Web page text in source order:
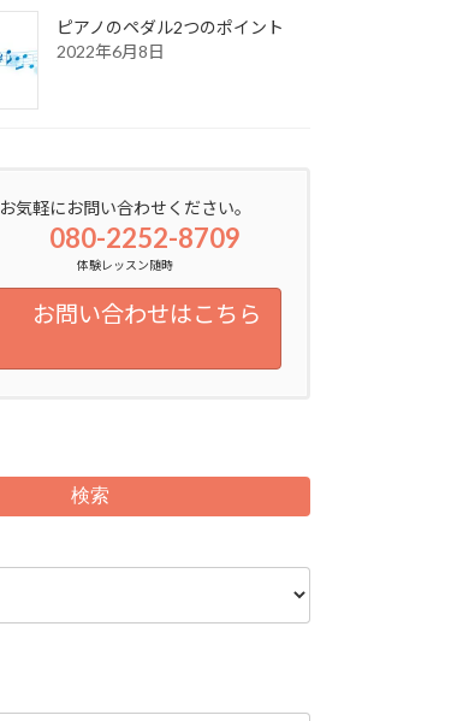
ピアノのペダル2つのポイント
2022年6月8日
お気軽にお問い合わせください。
080-2252-8709
体験レッスン随時
お問い合わせはこちら
検索